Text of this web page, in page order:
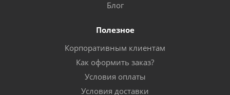
Блог
Полезное
Корпоративным клиентам
Как оформить заказ?
Условия оплаты
Условия доставки